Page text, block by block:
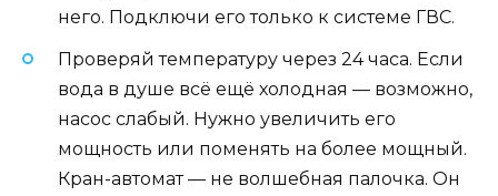
него. Подключи его только к системе ГВС.
Проверяй температуру через 24 часа. Если
вода в душе всё ещё холодная — возможно,
насос слабый. Нужно увеличить его
мощность или поменять на более мощный.
Кран-автомат — не волшебная палочка. Он